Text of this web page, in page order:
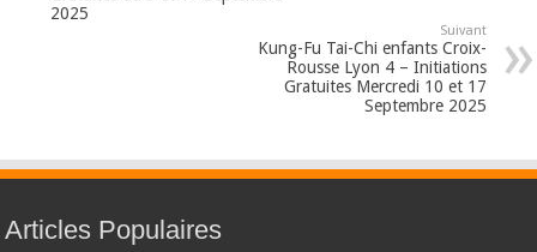
2025
Suivant
Kung-Fu Tai-Chi enfants Croix-
Rousse Lyon 4 – Initiations
Gratuites Mercredi 10 et 17
Septembre 2025
Articles Populaires